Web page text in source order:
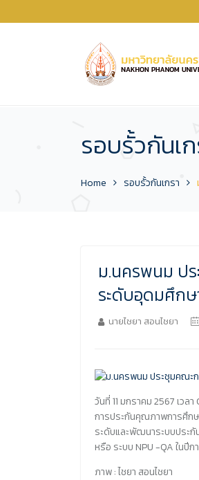
รอบรั้วกันเ
Home รอบรั้วกันเกรา
ม.นครพนม ป
ระดับอุดมศึก
นายไชยา สอนไชยา
วันที่ 11 มกราคม 2567 เว
การประกันคุณภาพการศึก
ระดับและพัฒนาระบบประ
หรือ ระบบ NPU -QA ในปี
ภาพ : ไชยา สอนไชยา